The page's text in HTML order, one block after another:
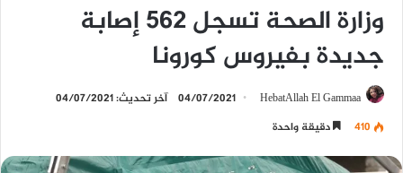
وزارة الصحة تسجل 562 إصابة
جديدة بفيروس كورونا
HebatAllah El Gammaa
04/07/2021 آخر تحديث: 04/07/2021
410
دقيقة واحدة